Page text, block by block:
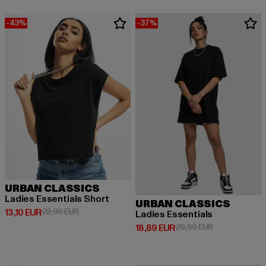
-43%
URBAN CLASSICS
Ladies Essentials Short
13,10 EUR
Derzeitiger Preis: 13,10 EUR
22,99 EURAktionspreis: 22,99 EUR
-37%
URBAN CLASSICS
Ladies Essentials
18,89 EUR
Derzeitiger Preis: 18,89 EUR
29,99 EURAktionspreis: